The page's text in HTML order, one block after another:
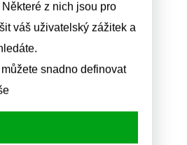
z nich jsou pro
váš uživatelský zážitek a
snadno definovat